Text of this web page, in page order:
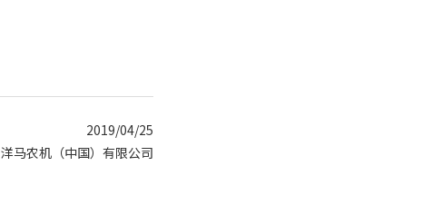
2019/04/25
洋马农机（中国）有限公司